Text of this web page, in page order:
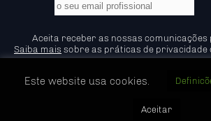
Aceita receber as nossas comunicações
Saiba mais sobre as práticas de privacidade
Política de Privacidade e Cookies
Este website usa cookies.
Aceitar